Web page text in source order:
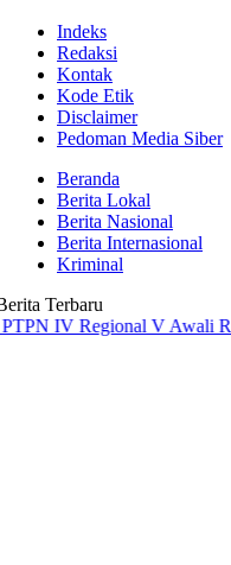
Indeks
Redaksi
Kontak
Kode Etik
Disclaimer
Pedoman Media Siber
Beranda
Berita Lokal
Berita Nasional
Berita Internasional
Kriminal
Terbaru
V Awali Replanting